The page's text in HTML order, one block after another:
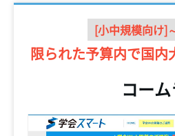
[小中規模向け]
限られた予算内で国内
コーム